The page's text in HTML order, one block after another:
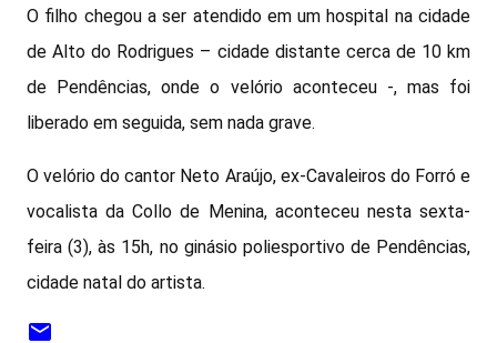
O filho chegou a ser atendido em um hospital na cidade
de Alto do Rodrigues – cidade distante cerca de 10 km
de Pendências, onde o velório aconteceu -, mas foi
liberado em seguida, sem nada grave.
O velório do cantor Neto Araújo, ex-Cavaleiros do Forró e
vocalista da Collo de Menina, aconteceu nesta sexta-
feira (3), às 15h, no ginásio poliesportivo de Pendências,
cidade natal do artista.